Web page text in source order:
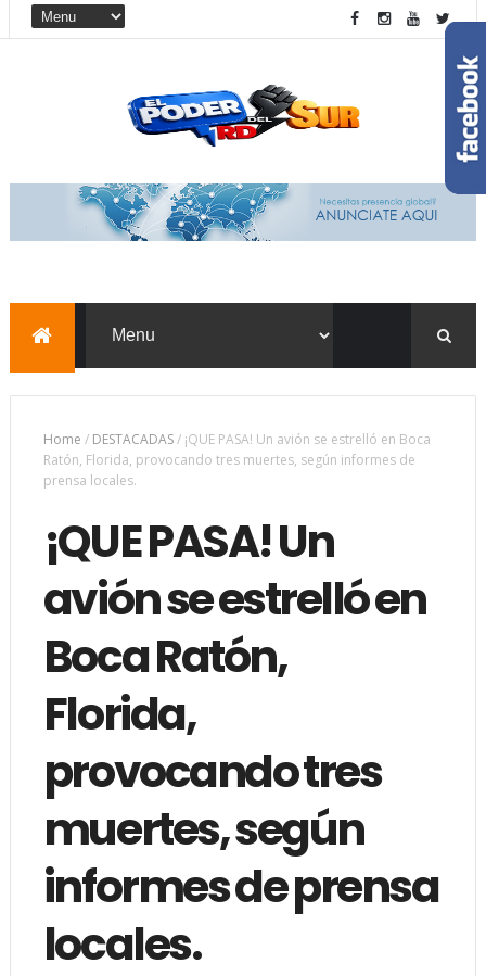
Home / DESTACADAS/ ¡QUE PASA! Un avión se estrelló en Boca
Ratón, Florida, provocando tres muertes, según informes de
prensa locales.
¡QUE PASA! Un
avión se estrelló en
Boca Ratón,
Florida,
provocando tres
muertes, según
informes de prensa
locales.